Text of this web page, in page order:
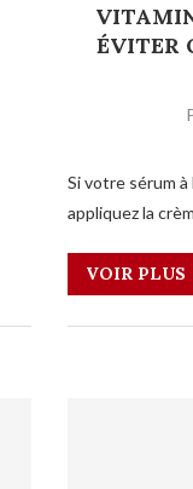
ÉVITER
Si votre sérum à
appliquez la
VOIR PLUS